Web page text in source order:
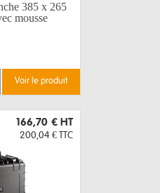
385 x 265
mousse
voir le produit
166,70 € HT
200,04 € TTC